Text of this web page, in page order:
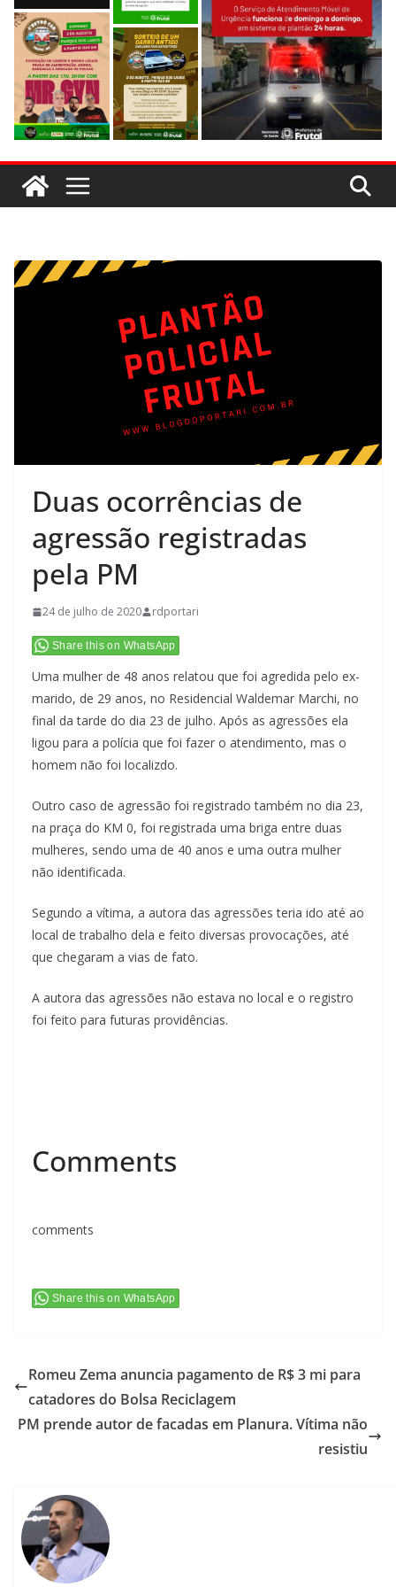
Duas ocorrências de
agressão registradas
pela PM
24 de julho de 2020 rdportari
Share this on WhatsApp
Uma mulher de 48 anos relatou que foi agredida pelo ex-
marido, de 29 anos, no Residencial Waldemar Marchi, no
final da tarde do dia 23 de julho. Após as agressões ela
ligou para a polícia que foi fazer o atendimento, mas o
homem não foi localizdo.
Outro caso de agressão foi registrado também no dia 23,
na praça do KM 0, foi registrada uma briga entre duas
mulheres, sendo uma de 40 anos e uma outra mulher
não identificada.
Segundo a vítima, a autora das agressões teria ido até ao
local de trabalho dela e feito diversas provocações, até
que chegaram a vias de fato.
A autora das agressões não estava no local e o registro
foi feito para futuras providências.
Comments
comments
Share this on WhatsApp
Romeu Zema anuncia pagamento de R$ 3 mi para
catadores do Bolsa Reciclagem
PM prende autor de facadas em Planura. Vítima não
resistiu